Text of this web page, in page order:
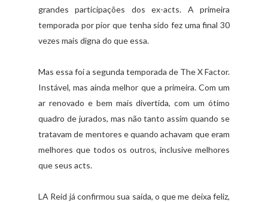
grandes participações dos ex-acts. A primeira
temporada por pior que tenha sido fez uma final 30
vezes mais digna do que essa.
Mas essa foi a segunda temporada de The X Factor.
Instável, mas ainda melhor que a primeira. Com um
ar renovado e bem mais divertida, com um ótimo
quadro de jurados, mas não tanto assim quando se
tratavam de mentores e quando achavam que eram
melhores que todos os outros, inclusive melhores
que seus acts.
LA Reid já confirmou sua saída, o que me deixa feliz,